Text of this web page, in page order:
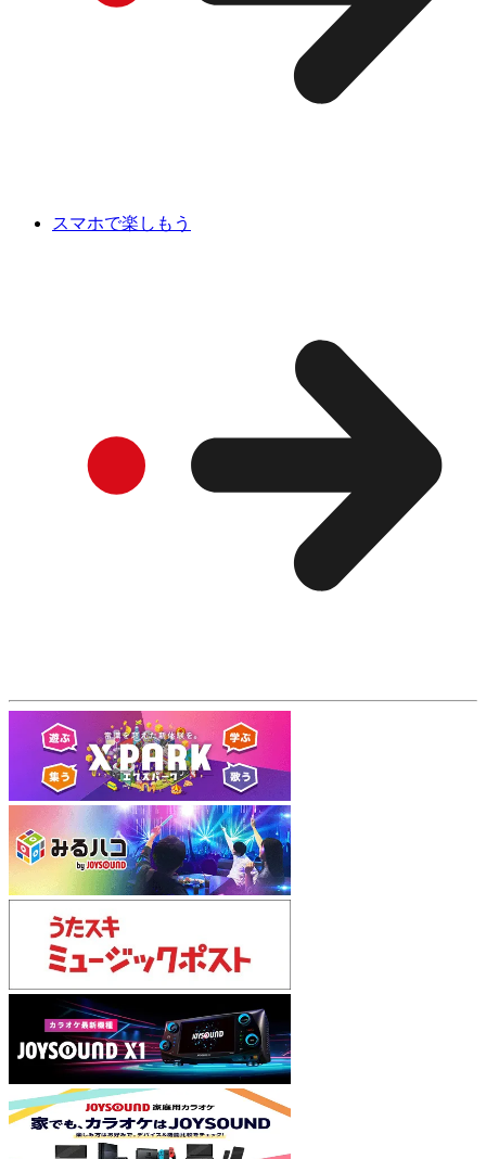
スマホで楽しもう